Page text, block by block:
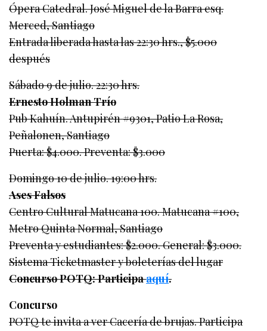
Ópera Catedral. José Miguel de la Barra esq.
Merced, Santiago
Entrada liberada hasta las 22:30 hrs., $5.000
después
Sábado 9 de julio. 22:30 hrs.
Ernesto Holman Trío
Pub Kahuín. Antupirén #9301, Patio La Rosa,
Peñalonen, Santiago
Puerta: $4.000. Preventa: $3.000
Domingo 10 de julio. 19:00 hrs.
Ases Falsos
Centro Cultural Matucana 100. Matucana #100,
Metro Quinta Normal, Santiago
Preventa y estudiantes: $2.000. General: $3.000.
Sistema Ticketmaster y boleterías del lugar
Concurso POTQ: Participaaquí.
Concurso
POTQ te invita a ver Cacería de brujas. Participa